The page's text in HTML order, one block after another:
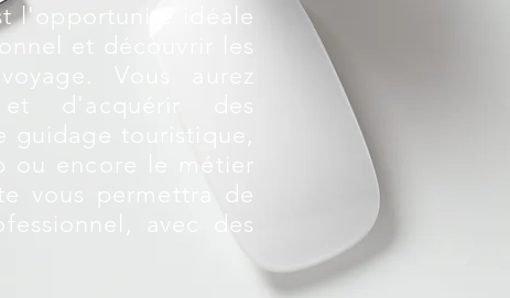
l'opportunité idéale
et découvrir les
Vous aurez
d'acquérir des
touristique,
ou encore le métier
vous permettra de
avec des